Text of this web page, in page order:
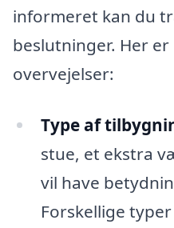
informeret kan du
beslutninger. Her
overvejelser:
Type af
stue, et ekstra
vil have
Forskellige